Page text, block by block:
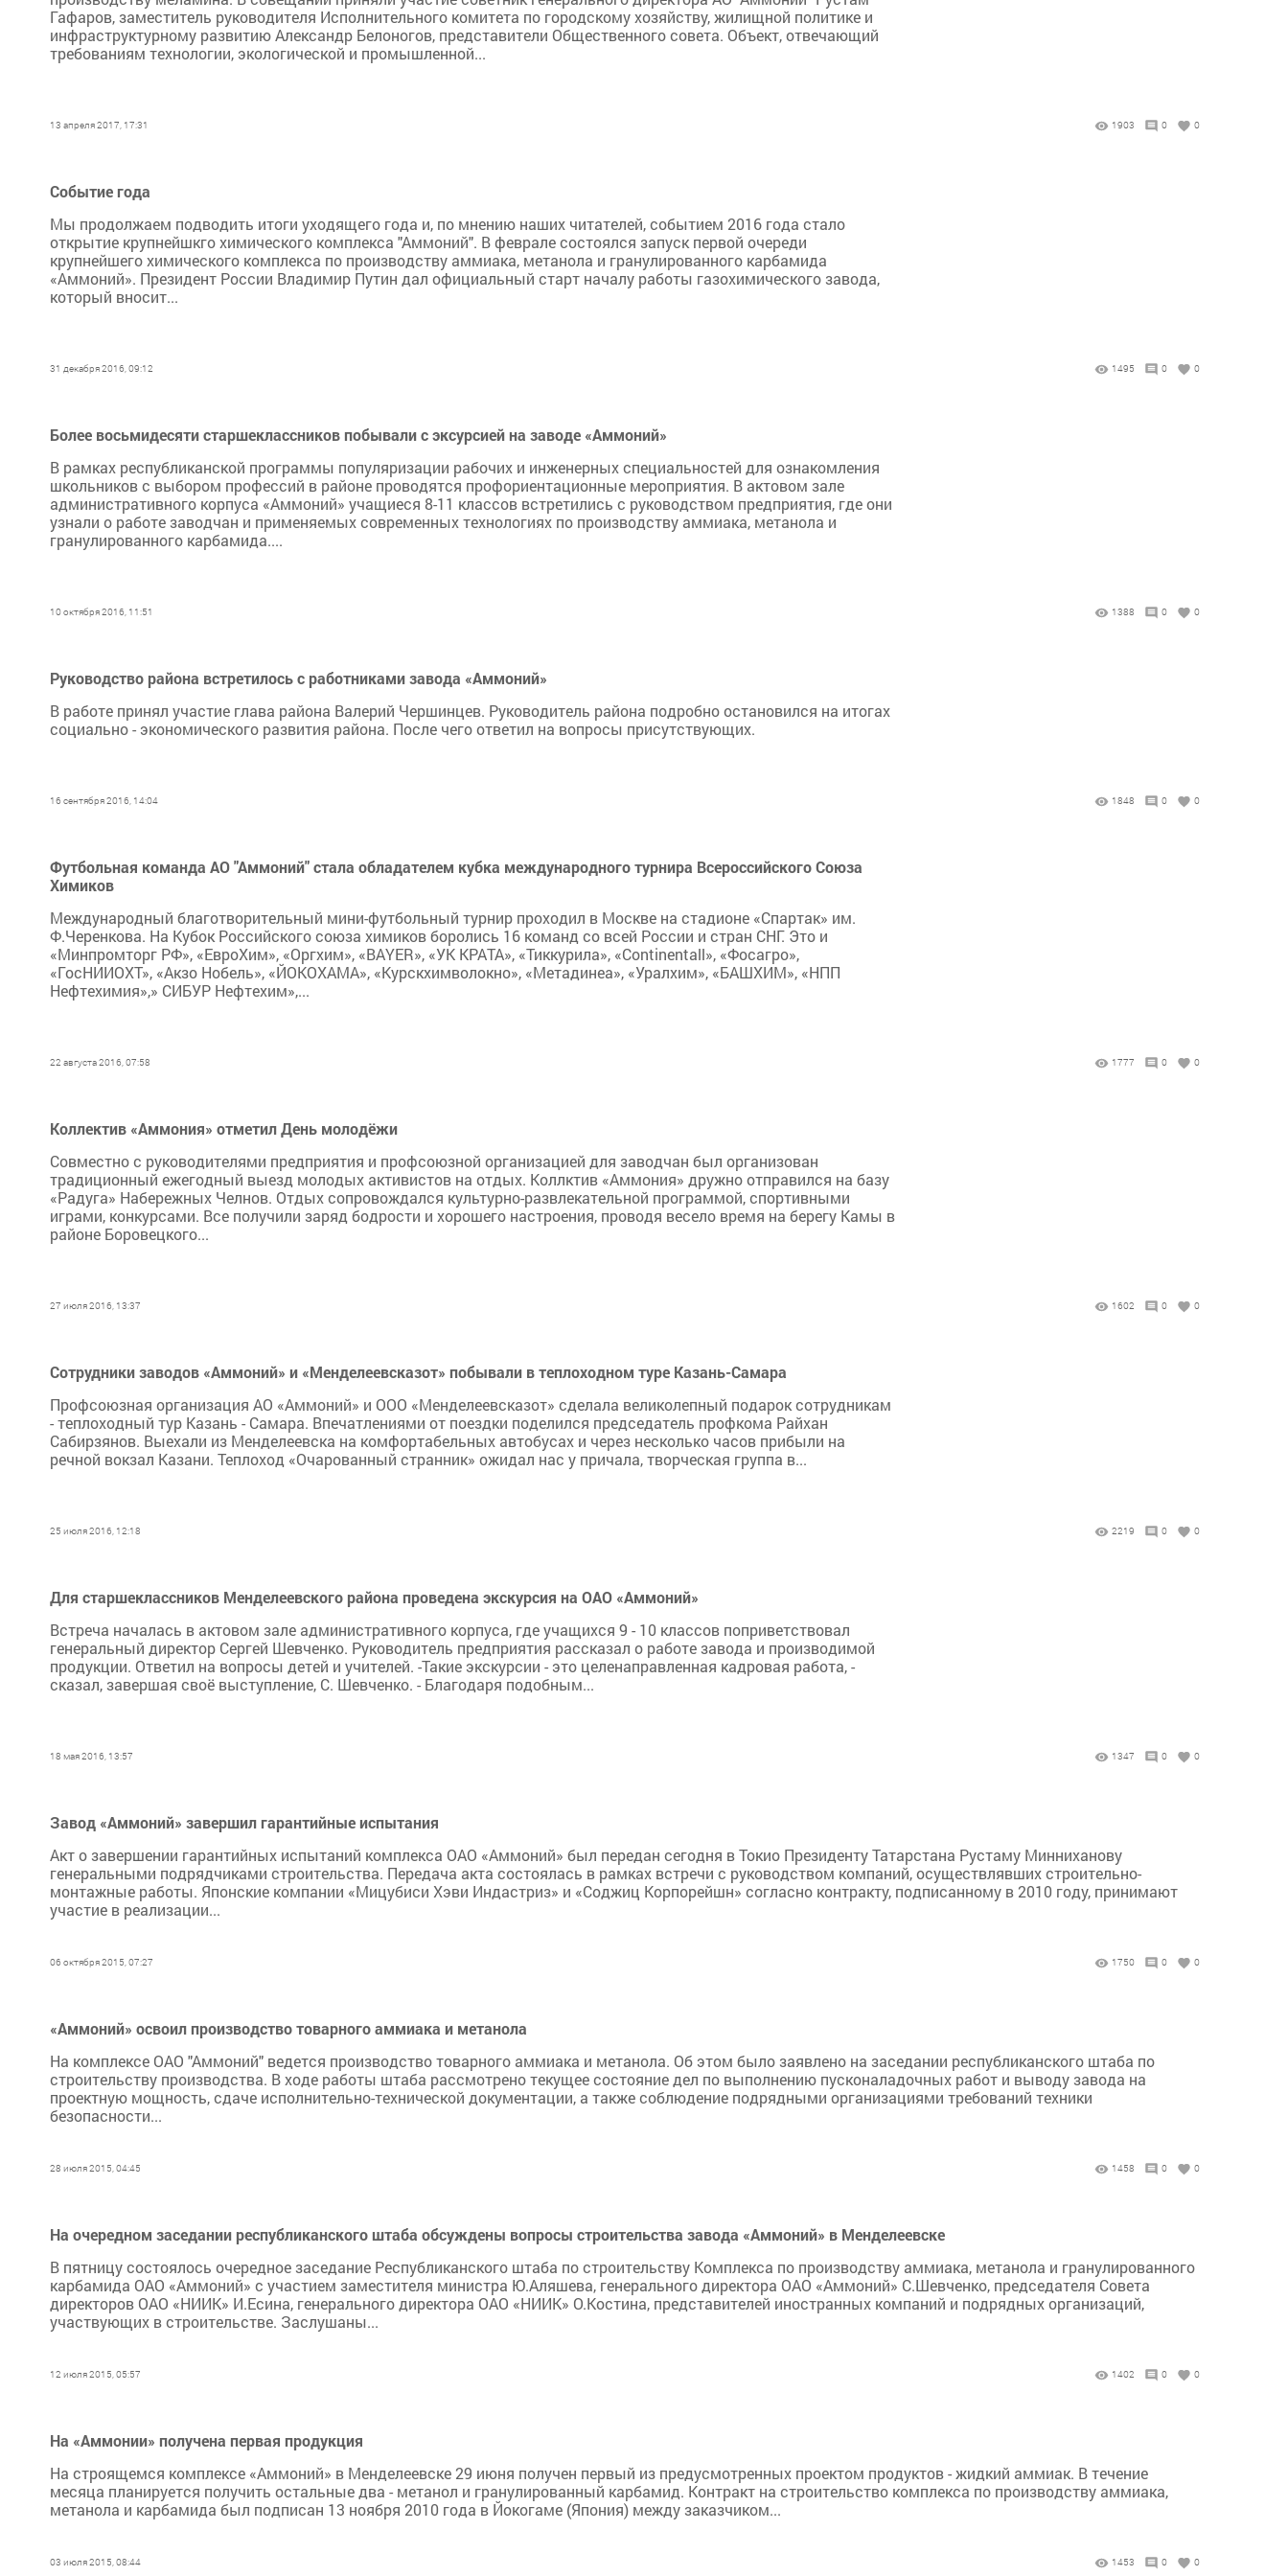
Гафаров, заместитель руководителя Исполнительного комитета по городскому хозяйству, жилищной политике и
инфраструктурному развитию Александр Белоногов, представители Общественного совета. Объект, отвечающий
требованиям технологии, экологической и промышленной...
13 апреля 2017, 17:31 1903 0 0
Событие года
Мы продолжаем подводить итоги уходящего года и, по мнению наших читателей, событием 2016 года стало
открытие крупнейшкго химического комплекса "Аммоний". В феврале состоялся запуск первой очереди
крупнейшего химического комплекса по производству аммиака, метанола и гранулированного карбамида
«Аммоний». Президент России Владимир Путин дал официальный старт началу работы газохимического завода,
который вносит...
31 декабря 2016, 09:12 1495 0 0
Более восьмидесяти старшеклассников побывали с эксурсией на заводе «Аммоний»
В рамках республиканской программы популяризации рабочих и инженерных специальностей для ознакомления
школьников с выбором профессий в районе проводятся профориентационные мероприятия. В актовом зале
административного корпуса «Аммоний» учащиеся 8-11 классов встретились с руководством предприятия, где они
узнали о работе заводчан и применяемых современных технологиях по производству аммиака, метанола и
гранулированного карбамида....
10 октября 2016, 11:51 1388 0 0
Руководство района встретилось с работниками завода «Аммоний»
В работе принял участие глава района Валерий Чершинцев. Руководитель района подробно остановился на итогах
социально - экономического развития района. После чего ответил на вопросы присутствующих.
16 сентября 2016, 14:04 1848 0 0
Футбольная команда АО "Аммоний" стала обладателем кубка международного турнира Всероссийского Союза
Химиков
Международный благотворительный мини-футбольный турнир проходил в Москве на стадионе «Спартак» им.
Ф.Черенкова. На Кубок Российского союза химиков боролись 16 команд со всей России и стран СНГ. Это и
«Минпромторг РФ», «ЕвроХим», «Оргхим», «BAYER», «УК КРАТА», «Тиккурила», «Continentall», «Фосагро»,
«ГосНИИОХТ», «Акзо Нобель», «ЙОКОХАМА», «Курскхимволокно», «Метадинеа», «Уралхим», «БАШХИМ», «НПП
Нефтехимия»,» СИБУР Нефтехим»,...
22 августа 2016, 07:58 1777 0 0
Коллектив «Аммония» отметил День молодёжи
Совместно с руководителями предприятия и профсоюзной организацией для заводчан был организован
традиционный ежегодный выезд молодых активистов на отдых. Коллктив «Аммония» дружно отправился на базу
«Радуга» Набережных Челнов. Отдых сопровождался культурно-развлекательной программой, спортивными
играми, конкурсами. Все получили заряд бодрости и хорошего настроения, проводя весело время на берегу Камы в
районе Боровецкого...
27 июля 2016, 13:37 1602 0 0
Сотрудники заводов «Аммоний» и «Менделеевсказот» побывали в теплоходном туре Казань-Самара
Профсоюзная организация АО «Аммоний» и ООО «Менделеевсказот» сделала великолепный подарок сотрудникам
- теплоходный тур Казань - Самара. Впечатлениями от поездки поделился председатель профкома Райхан
Сабирзянов. Выехали из Менделеевска на комфортабельных автобусах и через несколько часов прибыли на
речной вокзал Казани. Теплоход «Очарованный странник» ожидал нас у причала, творческая группа в...
25 июля 2016, 12:18 2219 0 0
Для старшеклассников Менделеевского района проведена экскурсия на ОАО «Аммоний»
Встреча началась в актовом зале административного корпуса, где учащихся 9 - 10 классов поприветствовал
генеральный директор Сергей Шевченко. Руководитель предприятия рассказал о работе завода и производимой
продукции. Ответил на вопросы детей и учителей. -Такие экскурсии - это целенаправленная кадровая работа, -
сказал, завершая своё выступление, С. Шевченко. - Благодаря подобным...
18 мая 2016, 13:57 1347 0 0
Завод «Аммоний» завершил гарантийные испытания
Акт о завершении гарантийных испытаний комплекса ОАО «Аммоний» был передан сегодня в Токио Президенту Татарстана Рустаму Минниханову
генеральными подрядчиками строительства. Передача акта состоялась в рамках встречи с руководством компаний, осуществлявших строительно-
монтажные работы. Японские компании «Мицубиси Хэви Индастриз» и «Соджиц Корпорейшн» согласно контракту, подписанному в 2010 году, принимают
участие в реализации...
06 октября 2015, 07:27 1750 0 0
«Аммоний» освоил производство товарного аммиака и метанола
На комплексе ОАО "Аммоний" ведется производство товарного аммиака и метанола. Об этом было заявлено на заседании республиканского штаба по
строительству производства. В ходе работы штаба рассмотрено текущее состояние дел по выполнению пусконаладочных работ и выводу завода на
проектную мощность, сдаче исполнительно-технической документации, а также соблюдение подрядными организациями требований техники
безопасности...
28 июля 2015, 04:45 1458 0 0
На очередном заседании республиканского штаба обсуждены вопросы строительства завода «Аммоний» в Менделеевске
В пятницу состоялось очередное заседание Республиканского штаба по строительству Комплекса по производству аммиака, метанола и гранулированного
карбамида ОАО «Аммоний» с участием заместителя министра Ю.Аляшева, генерального директора ОАО «Аммоний» С.Шевченко, председателя Совета
директоров ОАО «НИИК» И.Есина, генерального директора ОАО «НИИК» О.Костина, представителей иностранных компаний и подрядных организаций,
участвующих в строительстве. Заслушаны...
12 июля 2015, 05:57 1402 0 0
На «Аммонии» получена первая продукция
На строящемся комплексе «Аммоний» в Менделеевске 29 июня получен первый из предусмотренных проектом продуктов - жидкий аммиак. В течение
месяца планируется получить остальные два - метанол и гранулированный карбамид. Контракт на строительство комплекса по производству аммиака,
метанола и карбамида был подписан 13 ноября 2010 года в Йокогаме (Япония) между заказчиком...
03 июля 2015, 08:44 1453 0 0